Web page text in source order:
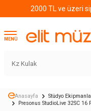
2000 TL ve üzeri
MENÜ
Anasayfa Stüdyo
Presonus StudioLive 32SC